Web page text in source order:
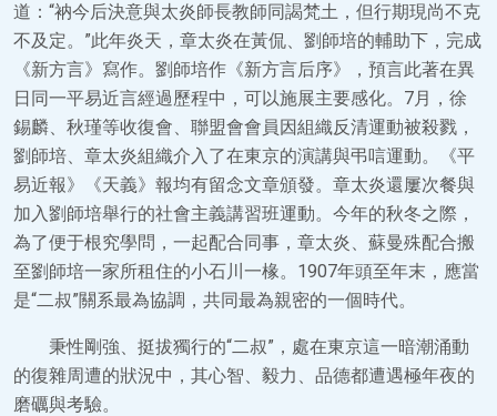
道：“衲今后決意與太炎師長教師同謁梵土，但行期現尚不克
不及定。”此年炎天，章太炎在黃侃、劉師培的輔助下，完成
《新方言》寫作。劉師培作《新方言后序》，預言此著在異
日同一平易近言經過歷程中，可以施展主要感化。7月，徐
錫麟、秋瑾等收復會、聯盟會會員因組織反清運動被殺戮，
劉師培、章太炎組織介入了在東京的演講與弔唁運動。《平
易近報》《天義》報均有留念文章頒發。章太炎還屢次餐與
加入劉師培舉行的社會主義講習班運動。今年的秋冬之際，
為了便于根究學問，一起配合同事，章太炎、蘇曼殊配合搬
至劉師培一家所租住的小石川一椽。1907年頭至年末，應當
是“二叔”關系最為協調，共同最為親密的一個時代。
秉性剛強、挺拔獨行的“二叔”，處在東京這一暗潮涌動
的復雜周遭的狀況中，其心智、毅力、品德都遭遇極年夜的
磨礪與考驗。